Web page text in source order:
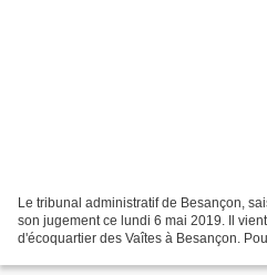
Le tribunal administratif de Besançon,
son jugement ce lundi 6 mai 2019. Il
d'écoquartier des Vaîtes à Besançon.